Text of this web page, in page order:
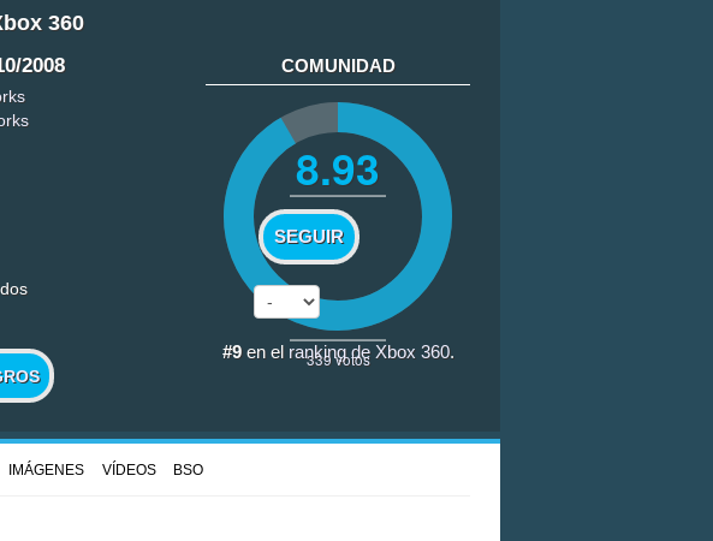
360
2008 COMUNIDAD
8.93
SEGUIR
339votos
#9en el ranking de Xbox 360.
IMÁGENES VÍDEOS BSO